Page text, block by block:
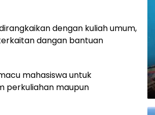
dengan kuliah umum,
dangan bantuan
mahasiswa untuk
perkuliahan maupun